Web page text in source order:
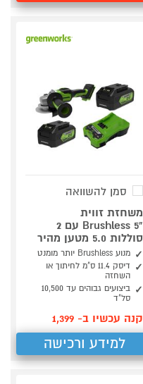
סמן להשוואה
משחזת זווית
"Brushless 5 עם 2
סוללות 5.0 מטען מהיר
מנוע Brushless יותר מומנט
דיסק 11.4 ס"מ לחיתוך או
השחזה
ביצועים גבוהים עד 10,500
סל"ד
קנה עכשיו ב- 1,399
למידע ורכישה